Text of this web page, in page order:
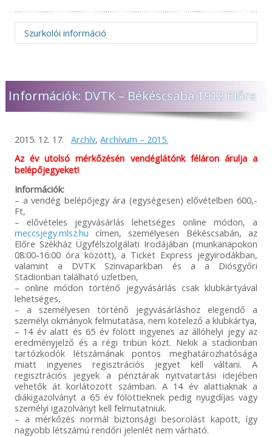
Szurkolói információ
mérkőzésekkel kapcsolatos információkat, melyeket
miután hivatalos formában megkaptuk a belépőjegyekkel
tudnivalókat időben megosztjuk összes online felületünkön,
abban az esetben, ha valaki az információk hiányára
hivatkozva, bármilyen okból nem tud az adott mérkőzésre
bejutni! Előfordulhat, hogy adott esetben a vendéglátó klub
nem ad minden részletre kiterjedő tájékoztatást, így
mindenképp javasoljuk, hogy keressék fel az ellenfél
csapatának felületeit is és tájékozódjanak a bejutás
feltételeiről. A Békéscsaba 1912 Előre minden tőle telhetőt
megtesz azért, hogy vendégei, szurkolói és az érdeklődők
időben, megfelelő felvilágosítást kapjanak, de önhibánkon
kívül a helyszíni rendezési feltételekért NEM tudunk
felelősséget vállalni. Megértésüket és türelmüket
köszönjük!
Információk: DVTK – Békéscsaba 1912 Előre
2015. 12. 17. Archív, Archívum – 2015.
Az év utolsó mérkőzésén vendéglátónk féláron árulja a
belépőjegyeket!
Információk:
– a vendég belépőjegy ára (egységesen) elővételben 600,-
Ft,
– elővételes jegyvásárlás lehetséges online módon, a
meccsjegy.mlsz.hu címen, személyesen Békéscsabán, az
Előre Székház Ügyfélszolgálati Irodájában (munkanapokon
08:00-16:00 óra között), a Ticket Express jegyirodákban,
valamint a DVTK Szinvaparkban és a a Diósgyőri
Stadionban található üzletben,
– online módon történő jegyvásárlás csak klubkártyával
lehetséges,
– a személyesen történő jegyvásárláshoz elegendő a
személyi okmányok felmutatása, nem kötelező a klubkártya,
– 14 év alatt és 65 év fölött ingyenes az állóhelyi jegy az
eredményjelző és a régi tribün közt. Nekik a stadionban
tartózkodók létszámának pontos meghatározhatósága
miatt ingyenes regisztrációs jegyet kell váltani. A
regisztrációs jegyek a pénztárak nyitvatartási idejében
vehetők át korlátozott számban. A 14 év alattiaknak a
diákigazolványt a 65 év fölöttieknek pedig nyugdíjas vagy
személyi igazolványt kell felmutatniuk.
– a mérkőzés normál biztonsági besorolást kapott, így
nagyobb létszámú rendőri jelenlét nem várható.